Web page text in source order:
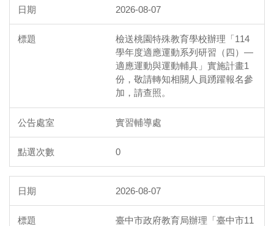
2026-08-07
檢送桃園特殊教育學校辦理「114
學年度適應運動系列研習（四）—
適應運動與運動輔具」實施計畫1
份，敬請轉知相關人員踴躍報名參
加，請查照。
實習輔導處
0
2026-08-07
臺中市政府教育局辦理「臺中市11